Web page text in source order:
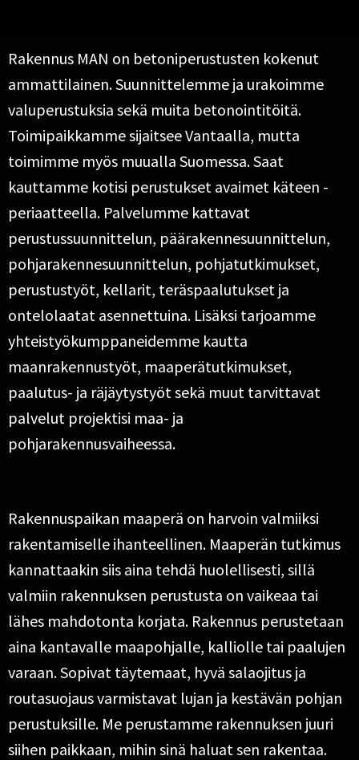
Rakennus MAN on betoniperustusten kokenut
ammattilainen. Suunnittelemme ja urakoimme
valuperustuksia sekä muita betonointitöitä.
Toimipaikkamme sijaitsee Vantaalla, mutta
toimimme myös muualla Suomessa. Saat
kauttamme kotisi perustukset avaimet käteen -
periaatteella. Palvelumme kattavat
perustussuunnittelun, päärakennesuunnittelun,
pohjarakennesuunnittelun, pohjatutkimukset,
perustustyöt, kellarit, teräspaalutukset ja
ontelolaatat asennettuina. Lisäksi tarjoamme
yhteistyökumppaneidemme kautta
maanrakennustyöt, maaperätutkimukset,
paalutus- ja räjäytystyöt sekä muut tarvittavat
palvelut projektisi maa- ja
pohjarakennusvaiheessa.
Rakennuspaikan maaperä on harvoin valmiiksi
rakentamiselle ihanteellinen. Maaperän tutkimus
kannattaakin siis aina tehdä huolellisesti, sillä
valmiin rakennuksen perustusta on vaikeaa tai
lähes mahdotonta korjata. Rakennus perustetaan
aina kantavalle maapohjalle, kalliolle tai paalujen
varaan. Sopivat täytemaat, hyvä salaojitus ja
routasuojaus varmistavat lujan ja kestävän pohjan
perustuksille. Me perustamme rakennuksen juuri
siihen paikkaan, mihin sinä haluat sen rakentaa.